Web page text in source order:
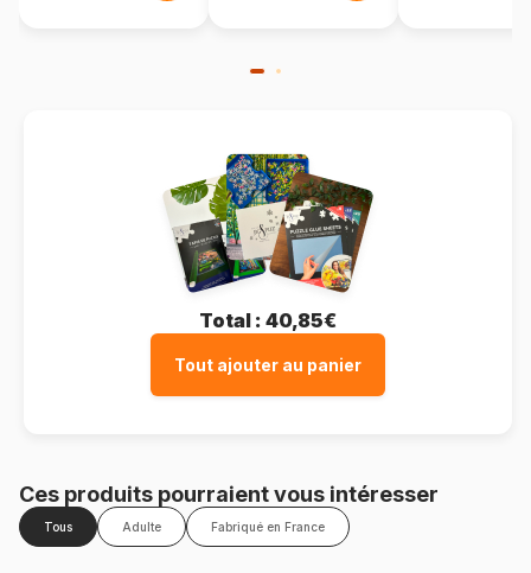
Total : 40,85€
Tout ajouter au panier
Ces produits pourraient vous intéresser
Tous Adulte Fabriqué en France